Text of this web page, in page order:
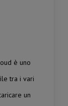
è uno
tra i vari
un